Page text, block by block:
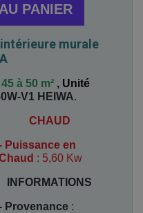
PANIER
murale
45 à 50 m² , Unité
V1 HEIWA.
CHAUD
Puissance en
: 5,60 Kw
INFORMATIONS
Provenance :